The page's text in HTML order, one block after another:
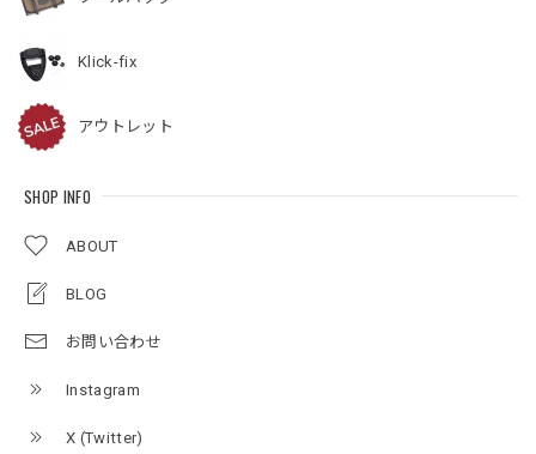
Klick-fix
アウトレット
SHOP INFO
ABOUT
BLOG
お問い合わせ
Instagram
X (Twitter)